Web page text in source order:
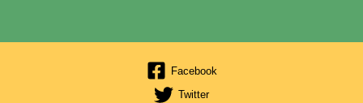
Facebook
Twitter